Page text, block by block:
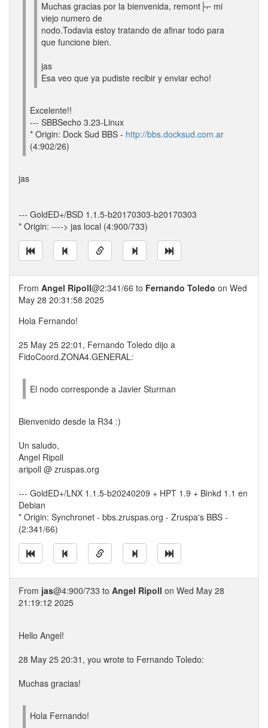
Muchas gracias por la bienvenida, remont├⌐ mi
viejo numero de
nodo.Todavia estoy tratando de afinar todo para
que funcione bien.
jas
Esa veo que ya pudiste recibir y enviar echo!
Excelente!!
--- SBBSecho 3.23-Linux
* Origin: Dock Sud BBS - http://bbs.docksud.com.ar
(4:902/26)
jas
--- GoldED+/BSD 1.1.5-b20170303-b20170303
* Origin: ----> jas local (4:900/733)
From Angel Ripoll@2:341/66 to Fernando Toledo on Wed
May 28 20:31:58 2025
Hola Fernando!
25 May 25 22:01, Fernando Toledo dijo a
FidoCoord.ZONA4.GENERAL:
El nodo corresponde a Javier Sturman
Bienvenido desde la R34 :)
Un saludo,
Angel Ripoll
aripoll @ zruspas.org
--- GoldED+/LNX 1.1.5-b20240209 + HPT 1.9 + Binkd 1.1 en
Debian
* Origin: Synchronet - bbs.zruspas.org - Zruspa's BBS -
(2:341/66)
From jas@4:900/733 to Angel Ripoll on Wed May 28
21:19:12 2025
Hello Angel!
28 May 25 20:31, you wrote to Fernando Toledo:
Muchas gracias!
Hola Fernando!